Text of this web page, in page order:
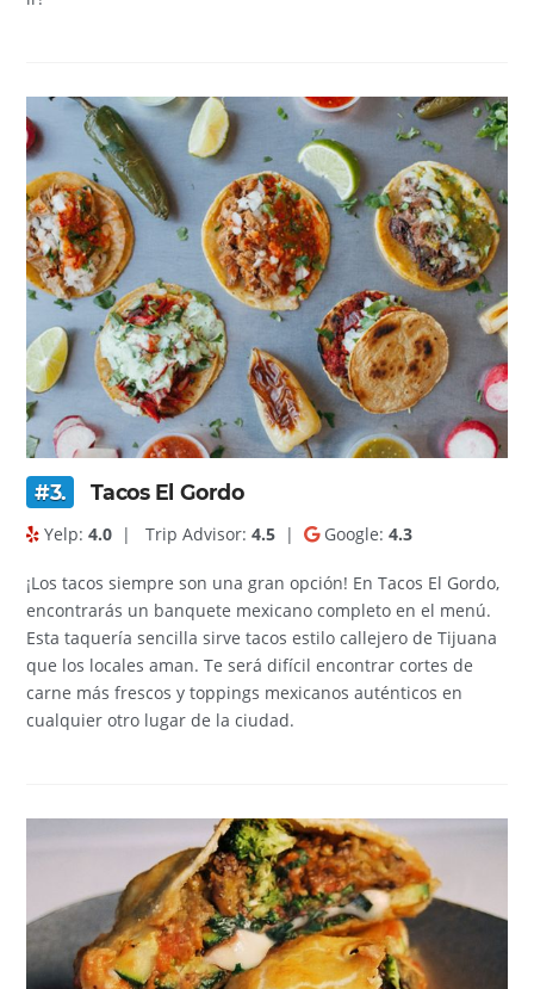
#3. Tacos El Gordo
Yelp:4.0 | Trip Advisor:4.5 | Google:4.3
¡Los tacos siempre son una gran opción! En Tacos El Gordo,
encontrarás un banquete mexicano completo en el menú.
Esta taquería sencilla sirve tacos estilo callejero de Tijuana
que los locales aman. Te será difícil encontrar cortes de
carne más frescos y toppings mexicanos auténticos en
cualquier otro lugar de la ciudad.